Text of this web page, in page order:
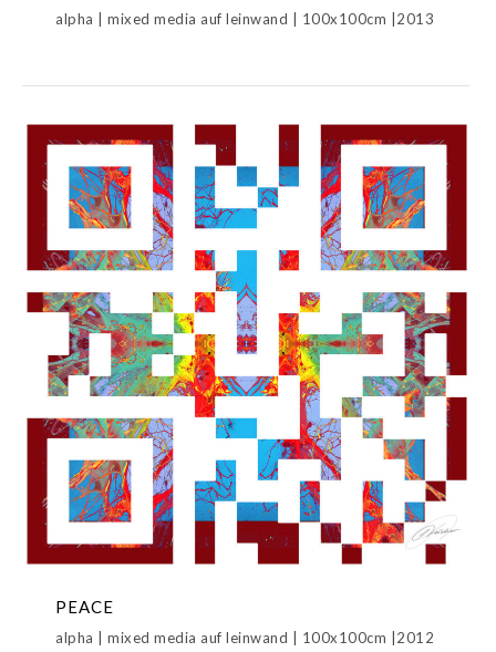
alpha | mixed media auf leinwand | 100x100cm |2013
PEACE
alpha | mixed media auf leinwand | 100x100cm |2012